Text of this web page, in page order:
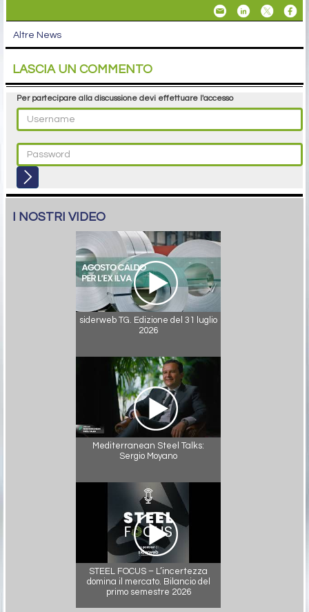
Altre News
LASCIA UN COMMENTO
Per partecipare alla discussione devi effettuare l'accesso
I NOSTRI VIDEO
siderweb TG. Edizione del 31 luglio
2026
Mediterranean Steel Talks:
Sergio Moyano
STEEL FOCUS – L’incertezza
domina il mercato. Bilancio del
primo semestre 2026